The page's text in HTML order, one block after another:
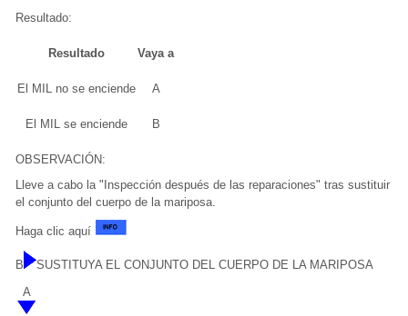
Resultado:
Resultado Vaya a
El MIL no se enciende A
El MIL se enciende B
OBSERVACIÓN:
Lleve a cabo la "Inspección después de las reparaciones" tras sustituir
el conjunto del cuerpo de la mariposa.
Haga clic aquí
B
SUSTITUYA EL CONJUNTO DEL CUERPO DE LA MARIPOSA
A